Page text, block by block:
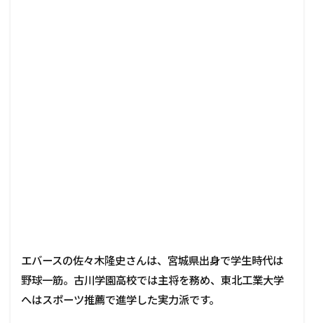
エバースの佐々木隆史さんは、宮城県出身で学生時代は
野球一筋。古川学園高校では主将を務め、東北工業大学
へはスポーツ推薦で進学した実力派です。